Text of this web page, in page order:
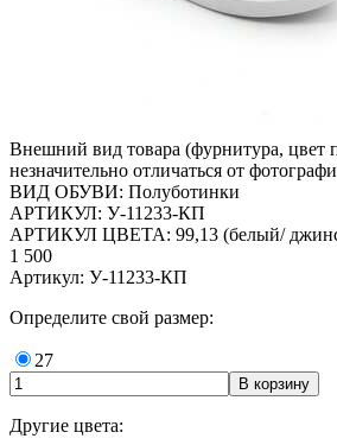
Внешний вид товара (фурнитура,
незначительно отличаться от
ВИД ОБУВИ: Полуботинки
АРТИКУЛ: У-11233-КП
АРТИКУЛ ЦВЕТА: 99,13 (белый/
1 500
Артикул: У-11233-КП
Определите свой размер:
27
Другие цвета: